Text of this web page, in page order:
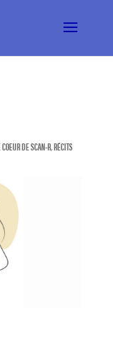
DE SCAN-R,RÉCITS